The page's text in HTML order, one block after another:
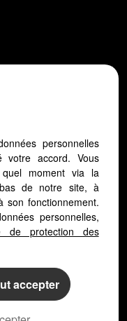
personnelles
votre accord. Vous
moment via la
de notre site, à
son fonctionnement.
personnelles,
de protection des
accepter